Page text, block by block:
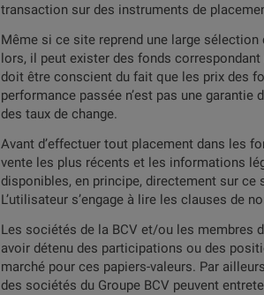
transaction sur des instruments de
Même si ce site reprend une large
lors, il peut exister des fonds
doit être conscient du fait que les prix des
performance passée n’est pas une
des taux de change.
Avant d’effectuer tout placement dans les
vente les plus récents et les informations
disponibles, en principe, directement sur
L’utilisateur s’engage à lire les clauses de
Les sociétés de la BCV et/ou les membres
avoir détenu des participations ou des
marché pour ces papiers-valeurs. Par
des sociétés du Groupe BCV peuvent